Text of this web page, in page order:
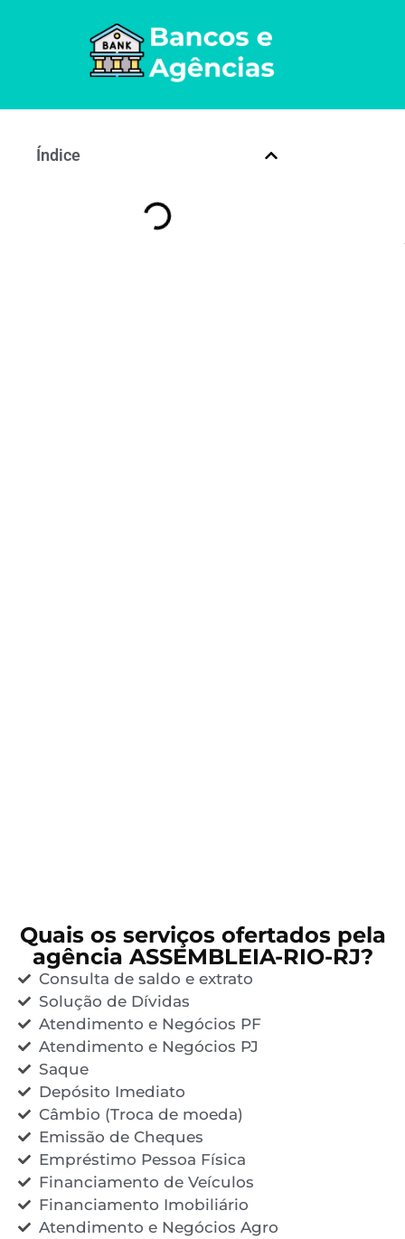
Índice
Quais os serviços ofertados pela
agência ASSEMBLEIA-RIO-RJ?
Consulta de saldo e extrato
Solução de Dívidas
Atendimento e Negócios PF
Atendimento e Negócios PJ
Saque
Depósito Imediato
Câmbio (Troca de moeda)
Emissão de Cheques
Empréstimo Pessoa Física
Financiamento de Veículos
Financiamento Imobiliário
Atendimento e Negócios Agro